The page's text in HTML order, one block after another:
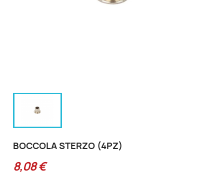
BOCCOLA STERZO (4PZ)
8,08 €